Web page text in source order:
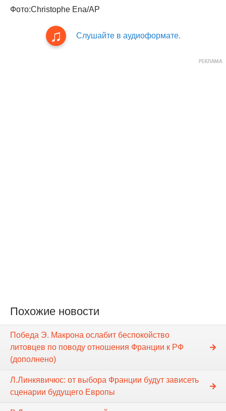
Фото:Christophe Ena/AP
Слушайте в аудиоформате.
Похожие новости
Победа Э. Макрона ослабит беспокойство
литовцев по поводу отношения Франции к РФ
(дополнено)
Л.Линкявичюс: от выбора Франции будут зависеть
сценарии будущего Европы